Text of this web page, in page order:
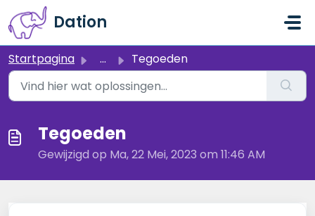
Doorgaan naar hoofdinhoud
Dation
Startpagina ... Tegoeden
Tegoeden
Gewijzigd op Ma, 22 Mei, 2023 om 11:46 AM